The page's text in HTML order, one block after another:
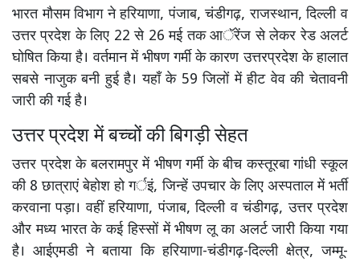
भारत मौसम विभाग ने हरियाणा, पंजाब, चंडीगढ़, राजस्थान, दिल्ली व
उत्तर प्रदेश के लिए 22 से 26 मई तक आॅरेंज से लेकर रेड अलर्ट
घोषित किया है। वर्तमान में भीषण गर्मी के कारण उत्तरप्रदेश के हालात
सबसे नाजुक बनी हुई है। यहाँ के 59 जिलों में हीट वेव की चेतावनी
जारी की गई है।
उत्तर प्रदेश में बच्चों की बिगड़ी सेहत
उत्तर प्रदेश के बलरामपुर में भीषण गर्मी के बीच कस्तूरबा गांधी स्कूल
की 8 छात्राएं बेहोश हो गर्इं, जिन्हें उपचार के लिए अस्पताल में भर्ती
करवाना पड़ा। वहीं हरियाणा, पंजाब, दिल्ली व चंडीगढ़, उत्तर प्रदेश
और मध्य भारत के कई हिस्सों में भीषण लू का अलर्ट जारी किया गया
है। आईएमडी ने बताया कि हरियाणा-चंडीगढ़-दिल्ली क्षेत्र, जम्मू-